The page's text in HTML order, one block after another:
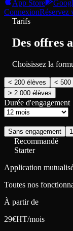
App Store
ConnexionRéservez
Tarifs
Des offres
Choisissez la
< 200 élèves < 500
> 2 000 élèves
Durée d'engagement
Sans engagement
Recommandé
Starter
Application
Toutes nos
À partir de
29€HT/mois